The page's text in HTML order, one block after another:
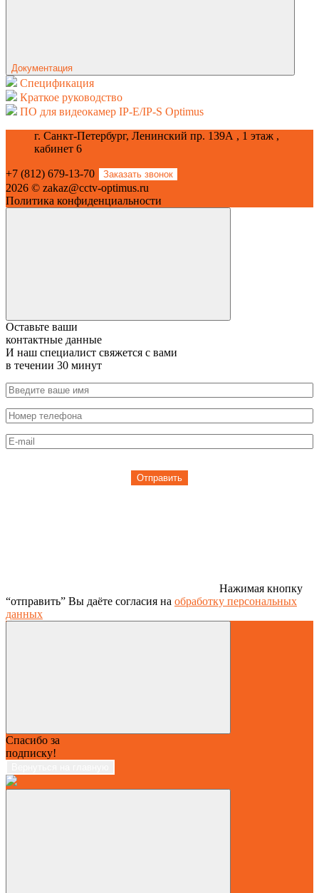
Документация
Спецификация
Краткое руководство
ПО для видеокамер IP-E/IP-S Optimus
г. Санкт-Петербург, Ленинский пр. 139А , 1 этаж ,
кабинет 6
+7 (812) 679-13-70 Заказать звонок
2026 © zakaz@cctv-optimus.ru
Политика конфиденциальности
Оставьте ваши
контактные данные
И наш специалист свяжется с вами
в течении 30 минут
Отправить
Нажимая кнопку
“отправить” Вы даёте согласия на обработку персональных
данных
Спасибо за
подписку!